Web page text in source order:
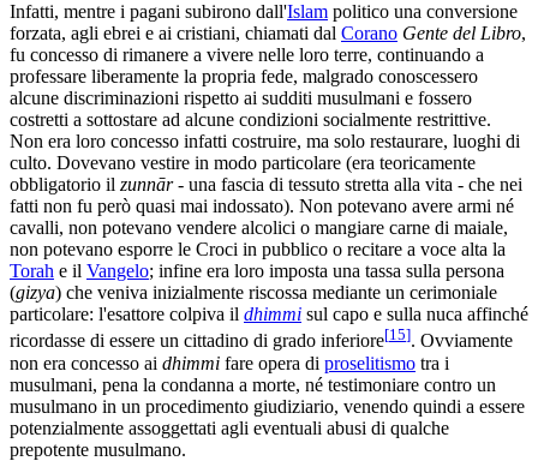
Infatti, mentre i pagani subirono dall'Islam politico una conversione
forzata, agli ebrei e ai cristiani, chiamati dal Corano Gente del Libro,
fu concesso di rimanere a vivere nelle loro terre, continuando a
professare liberamente la propria fede, malgrado conoscessero
alcune discriminazioni rispetto ai sudditi musulmani e fossero
costretti a sottostare ad alcune condizioni socialmente restrittive.
Non era loro concesso infatti costruire, ma solo restaurare, luoghi di
culto. Dovevano vestire in modo particolare (era teoricamente
obbligatorio il zunnār- una fascia di tessuto stretta alla vita - che nei
fatti non fu però quasi mai indossato). Non potevano avere armi né
cavalli, non potevano vendere alcolici o mangiare carne di maiale,
non potevano esporre le Croci in pubblico o recitare a voce alta la
Torah e il Vangelo; infine era loro imposta una tassa sulla persona
(gizya) che veniva inizialmente riscossa mediante un cerimoniale
particolare: l'esattore colpiva il dhimmi sul capo e sulla nuca affinché
ricordasse di essere un cittadino di grado inferiore[15]. Ovviamente
non era concesso ai dhimmi fare opera di proselitismo tra i
musulmani, pena la condanna a morte, né testimoniare contro un
musulmano in un procedimento giudiziario, venendo quindi a essere
potenzialmente assoggettati agli eventuali abusi di qualche
prepotente musulmano.